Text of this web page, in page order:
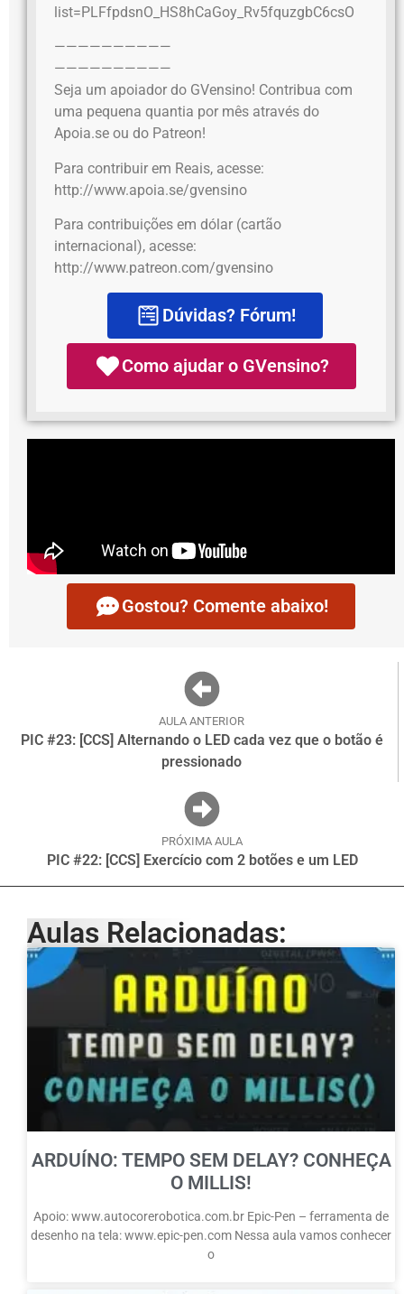
list=PLFfpdsnO_HS8hCaGoy_Rv5fquzgbC6csO
——————————
——————————
Seja um apoiador do GVensino! Contribua com
uma pequena quantia por mês através do
Apoia.se ou do Patreon!
Para contribuir em Reais, acesse:
http://www.apoia.se/gvensino
Para contribuições em dólar (cartão
internacional), acesse:
http://www.patreon.com/gvensino
Dúvidas? Fórum!
Como ajudar o GVensino?
Gostou? Comente abaixo!
AULA ANTERIOR
PIC #23: [CCS] Alternando o LED cada vez que o botão é
pressionado
PRÓXIMA AULA
PIC #22: [CCS] Exercício com 2 botões e um LED
Aulas Relacionadas:
ARDUÍNO: TEMPO SEM DELAY? CONHEÇA
O MILLIS!
Apoio: www.autocorerobotica.com.br Epic-Pen – ferramenta de
desenho na tela: www.epic-pen.com Nessa aula vamos conhecer
o